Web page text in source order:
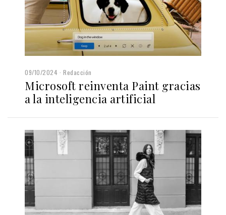
09/10/2024 Redacción
Microsoft reinventa Paint gracias
a la inteligencia artificial